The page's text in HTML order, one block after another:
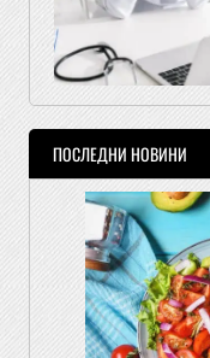
ПОСЛЕДНИ НОВИНИ